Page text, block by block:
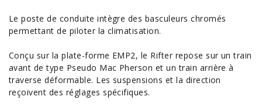
Le poste de conduite intègre des basculeurs chromés
permettant de piloter la climatisation.
Conçu sur la plate-forme EMP2, le Rifter repose sur un train
avant de type Pseudo Mac Pherson et un train arrière à
traverse déformable. Les suspensions et la direction
reçoivent des réglages spécifiques.